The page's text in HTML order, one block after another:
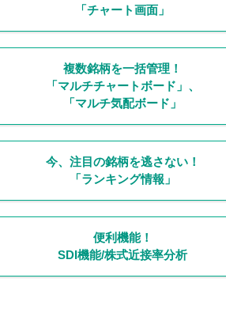
「チャート画面」
複数銘柄を一括管理！
「マルチチャートボード」、
「マルチ気配ボード」
今、注目の銘柄を逃さない！
「ランキング情報」
便利機能！
SDI機能/株式近接率分析